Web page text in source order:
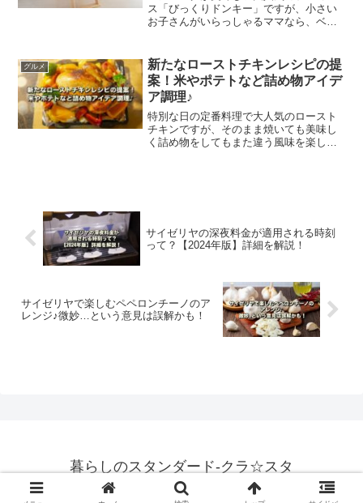
ス「びっくりドンキー」ですが、小さい
お子さんがいらっしゃるママなら、ベビ
ンキーの設備などについてご紹介しま
す。
グルメ
新たなローストチキンレシピの提
案！米やポテトなど詰め物アイデ
ア調理♪
特別な日の定番料理で大人気のロースト
チキンですが、そのまま焼いても美味し
く詰め物をしてもまた違う風味を楽しめ
サイゼリヤの深夜料金が適用される時刻
って？【2024年版】詳細を解説！
サイゼリヤで楽しむペペロンチーノのア
レンジ♪微妙…という意見は誤解かも！
暮らしのスタンダード-クラ☆スタ
© 2024 暮らしのスタンダード-クラ☆スタ.